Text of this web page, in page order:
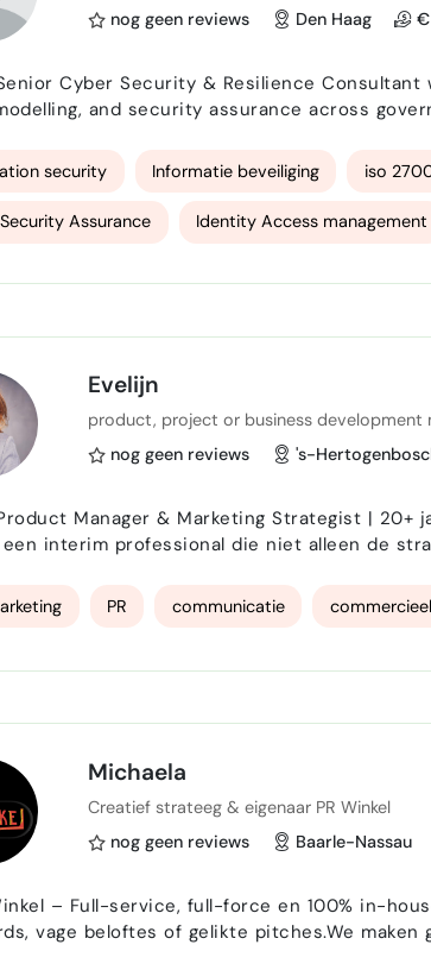
nog geen reviews
Den Haag €
Cyber Security & Resilience
and security assurance across
National Policing. Currently operating as Cyber Resili…
security Informatie beveiliging iso
Assurance Identity Access management
Evelijn
product, project or business development
nog geen reviews
's-
Manager & Marketing Strategist | 20+
interim professional die niet alleen de
, help ik bedrijven om
PR communicatie
Michaela
Creatief strateeg & eigenaar PR Winkel
nog geen reviews
Baarle-Nassau
service, full-force en 100% in-house Strategen. Creatieven. Makers. We houden niet van
vage beloftes of gelikte pitches.We